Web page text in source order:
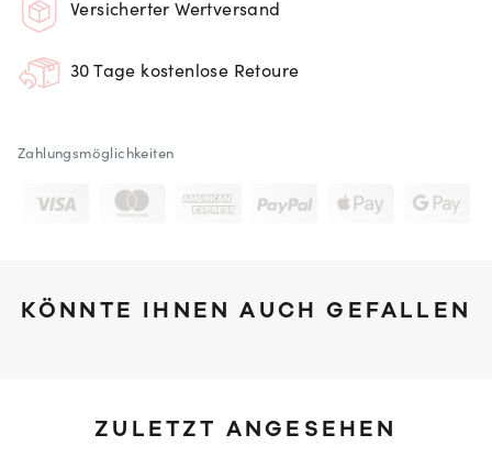
Versicherter Wertversand
30 Tage kostenlose Retoure
Zahlungsmöglichkeiten
KÖNNTE IHNEN AUCH GEFALLEN
ZULETZT ANGESEHEN